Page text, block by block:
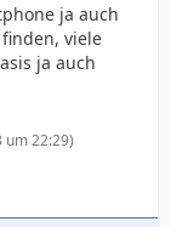
ja auch
viele
ja auch
um 22:29)